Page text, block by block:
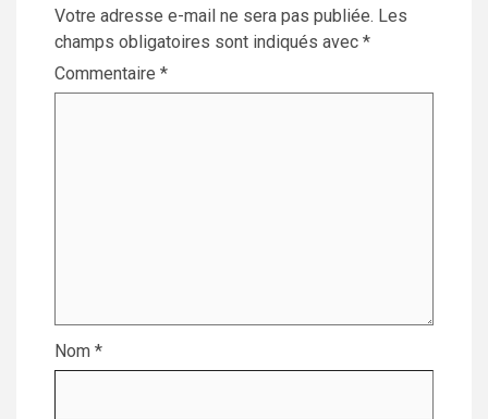
Votre adresse e-mail ne sera pas publiée. Les
champs obligatoires sont indiqués avec *
Commentaire *
Nom *